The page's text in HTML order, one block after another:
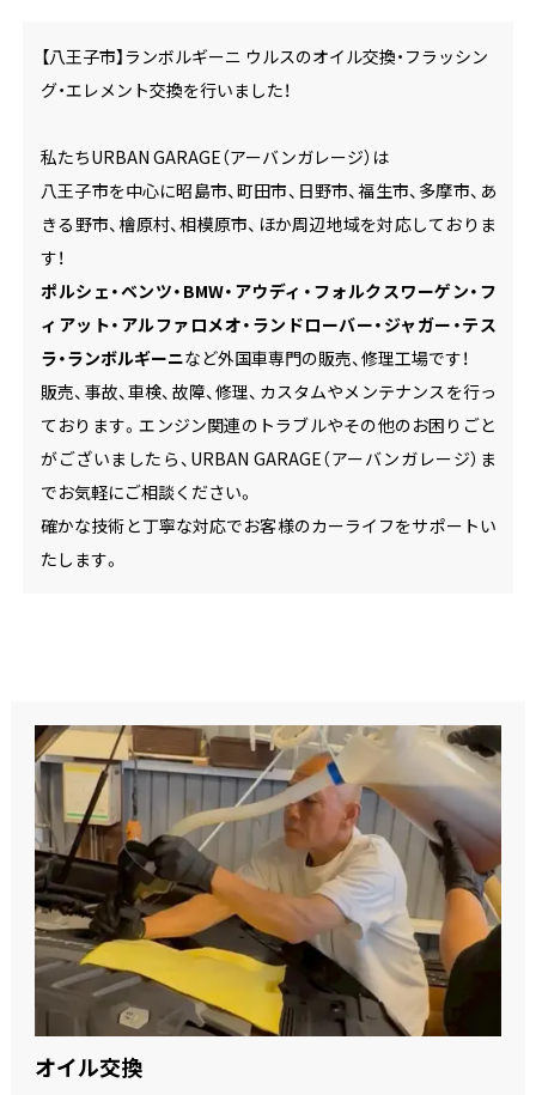
【八王子市】ランボルギーニ ウルスのオイル交換・フラッシン
グ・エレメント交換を行いました！
私たちURBAN GARAGE（アーバンガレージ）は
八王子市を中心に昭島市、町田市、日野市、福生市、多摩市、あ
きる野市、檜原村、相模原市、ほか周辺地域を対応しておりま
す！
ポルシェ・ベンツ・BMW・アウディ・フォルクスワーゲン・フ
ィアット・アルファロメオ・ランドローバー・ジャガー・テス
ラ・ランボルギーニなど外国車専門の販売、修理工場です！
販売、事故、車検、故障、修理、カスタムやメンテナンスを行っ
ております。エンジン関連のトラブルやその他のお困りごと
がございましたら、URBAN GARAGE（アーバンガレージ）ま
でお気軽にご相談ください。
確かな技術と丁寧な対応でお客様のカーライフをサポートい
たします。
オイル交換